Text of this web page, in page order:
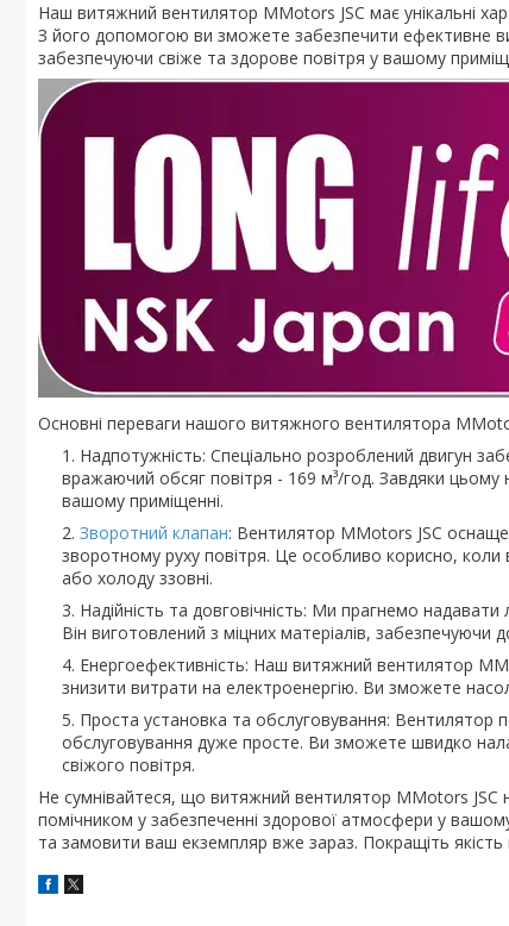
Наш витяжний вентилятор MMotors JSC має унікальні
З його допомогою ви зможете забезпечити ефективне
забезпечуючи свіже та здорове повітря у вашому
Основні переваги нашого витяжного вентилятора
Надпотужність: Спеціально розроблений двигун
вражаючий обсяг повітря - 169 м³/год. Завдяки
вашому приміщенні.
Зворотний клапан: Вентилятор MMotors JSC
зворотному руху повітря. Це особливо корисно, коли
або холоду ззовні.
Надійність та довговічність: Ми прагнемо
Він виготовлений з міцних матеріалів, забезпечуючи
Енергоефективність: Наш витяжний вентилятор
знизити витрати на електроенергію. Ви зможете
Проста установка та обслуговування: Вентилятор
обслуговування дуже просте. Ви зможете швидко
свіжого повітря.
Не сумнівайтеся, що витяжний вентилятор MMotors
помічником у забезпеченні здорової атмосфери у
та замовити ваш екземпляр вже зараз. Покращіть якість